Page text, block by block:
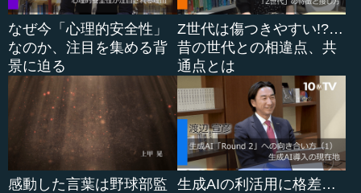
者たちを堕落させたという罪を犯したということで告発さ
れたのです。
これは非...
なぜ今「心理的安全性」
なのか、注目を集める背
景に迫る
Z世代は傷つきやすい!?…
昔の世代との相違点、共
通点とは
感動した言葉は野球部監
生成AIの利活用に格差…